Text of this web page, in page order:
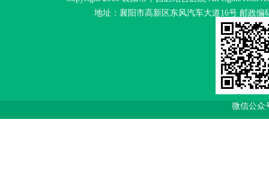
地址：襄阳市高新区东风汽车大道16号 邮政编
微信